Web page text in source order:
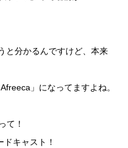
と分かるんですけど、本来
」になってますよね。
て！
キャスト！